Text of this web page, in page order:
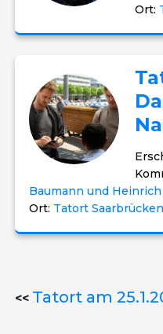
Ort:
Baumann und Heinrich
Ort: Tatort Saarbrücken
<< Tatort am